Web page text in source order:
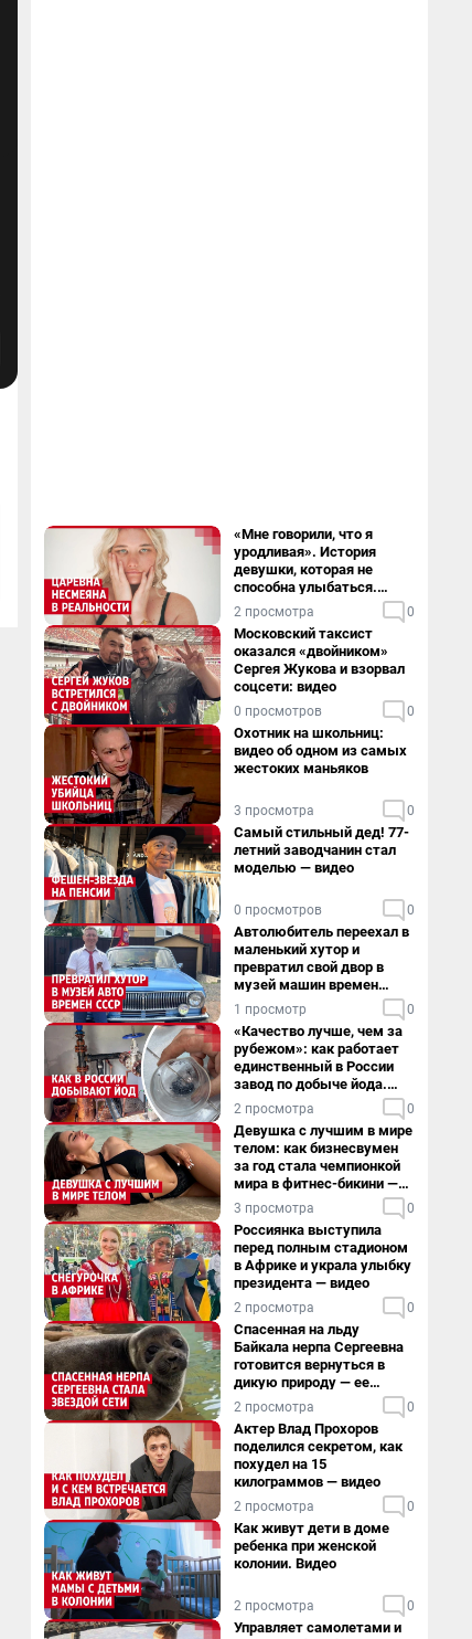
«Мне говорили, что я
уродливая». История
девушки, которая не
способна улыбаться.
Видео
2 просмотра 0
Московский таксист
оказался «двойником»
Сергея Жукова и взорвал
соцсети: видео
0 просмотров 0
Охотник на школьниц:
видео об одном из самых
жестоких маньяков
3 просмотра 0
Самый стильный дед! 77-
летний заводчанин стал
моделью — видео
0 просмотров 0
Автолюбитель переехал в
маленький хутор и
превратил свой двор в
музей машин времен
СССР. Видео
1 просмотр 0
«Качество лучше, чем за
рубежом»: как работает
единственный в России
завод по добыче йода.
Видео
2 просмотра 0
Девушка с лучшим в мире
телом: как бизнесвумен
за год стала чемпионкой
мира в фитнес-бикини —
видео
3 просмотра 0
Россиянка выступила
перед полным стадионом
в Африке и украла улыбку
президента — видео
2 просмотра 0
Спасенная на льду
Байкала нерпа Сергеевна
готовится вернуться в
дикую природу — ее
видеоистория
2 просмотра 0
Актер Влад Прохоров
поделился секретом, как
похудел на 15
килограммов — видео
2 просмотра 0
Как живут дети в доме
ребенка при женской
колонии. Видео
2 просмотра 0
Управляет самолетами и